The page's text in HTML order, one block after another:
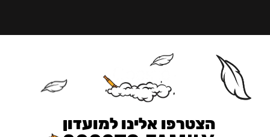
הצטרפו אלינו למועדון